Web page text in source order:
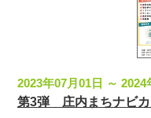
2023年07月01日 ～ 2024
第3弾 庄内まちナビカ
掲載の方法